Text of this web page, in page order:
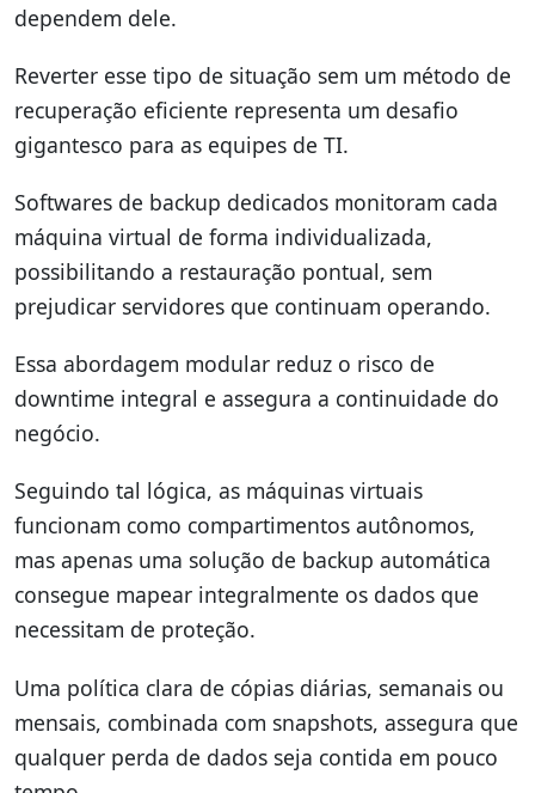
dependem dele.
Reverter esse tipo de situação sem um método de
recuperação eficiente representa um desafio
gigantesco para as equipes de TI.
Softwares de backup dedicados monitoram cada
máquina virtual de forma individualizada,
possibilitando a restauração pontual, sem
prejudicar servidores que continuam operando.
Essa abordagem modular reduz o risco de
downtime integral e assegura a continuidade do
negócio.
Seguindo tal lógica, as máquinas virtuais
funcionam como compartimentos autônomos,
mas apenas uma solução de backup automática
consegue mapear integralmente os dados que
necessitam de proteção.
Uma política clara de cópias diárias, semanais ou
mensais, combinada com snapshots, assegura que
qualquer perda de dados seja contida em pouco